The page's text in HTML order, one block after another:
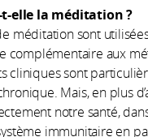
elle la méditation ?
méditation sont
complémentaire aux
cliniques sont
Mais, en plus
notre santé,
immunitaire en